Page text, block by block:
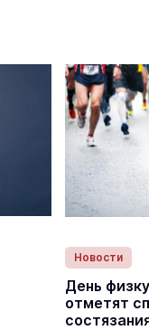
Новости
День
отметят